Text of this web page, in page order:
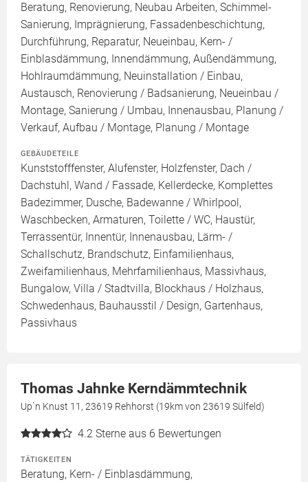
Beratung, Renovierung, Neubau Arbeiten, Schimmel-
Sanierung, Imprägnierung, Fassadenbeschichtung,
Durchführung, Reparatur, Neueinbau, Kern- /
Einblasdämmung, Innendämmung, Außendämmung,
Hohlraumdämmung, Neuinstallation / Einbau,
Austausch, Renovierung / Badsanierung, Neueinbau /
Montage, Sanierung / Umbau, Innenausbau, Planung /
Verkauf, Aufbau / Montage, Planung / Montage
GEBÄUDETEILE
Kunststofffenster, Alufenster, Holzfenster, Dach /
Dachstuhl, Wand / Fassade, Kellerdecke, Komplettes
Badezimmer, Dusche, Badewanne / Whirlpool,
Waschbecken, Armaturen, Toilette / WC, Haustür,
Terrassentür, Innentür, Innenausbau, Lärm- /
Schallschutz, Brandschutz, Einfamilienhaus,
Zweifamilienhaus, Mehrfamilienhaus, Massivhaus,
Bungalow, Villa / Stadtvilla, Blockhaus / Holzhaus,
Schwedenhaus, Bauhausstil / Design, Gartenhaus,
Passivhaus
Thomas Jahnke Kerndämmtechnik
Up`n Knust 11, 23619 Rehhorst (19km von 23619 Sülfeld)
4.2 Sterne aus 6 Bewertungen
TÄTIGKEITEN
Beratung, Kern- / Einblasdämmung,